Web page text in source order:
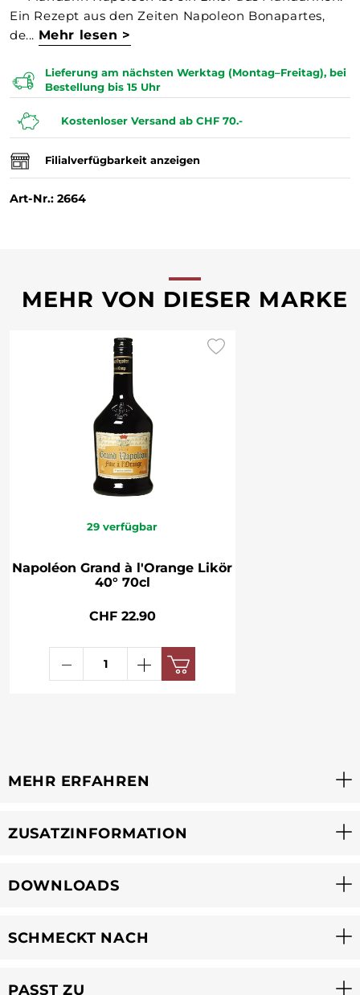
Ein Rezept aus den Zeiten Napoleon Bonapartes,
de... Mehr lesen >
Lieferung am nächsten Werktag (Montag–Freitag), bei
Bestellung bis 15 Uhr
Kostenloser Versand ab CHF 70.-
Filialverfügbarkeit anzeigen
Art-Nr.: 2664
MEHR VON DIESER MARKE
29 verfügbar
Napoléon Grand à l'Orange Likör
40° 70cl
CHF 22.90
MEHR ERFAHREN
ZUSATZINFORMATION
DOWNLOADS
SCHMECKT NACH
PASST ZU